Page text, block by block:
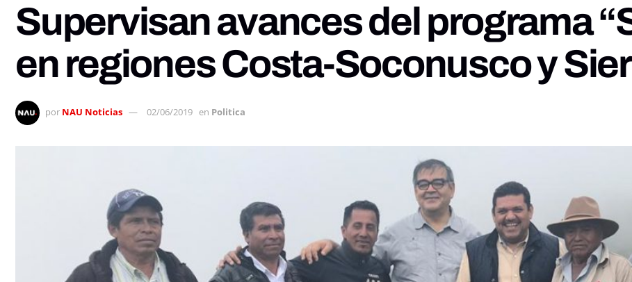
Supervisan avances del programa
en regiones Costa-Soconusco y
por NAU Noticias 02/06/2019 en Politica